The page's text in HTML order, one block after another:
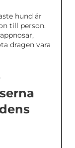
hund är
till person.
dragen vara